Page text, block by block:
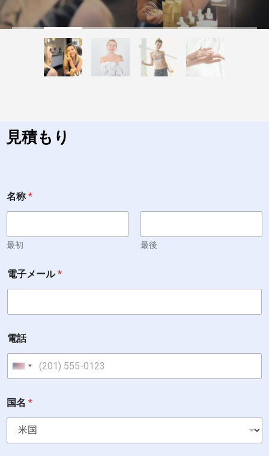
見積もり
話
電
の
品
に
興
が
り
か
？
名称*
最初 最後
電子メール*
電話
United States +1
国名 *